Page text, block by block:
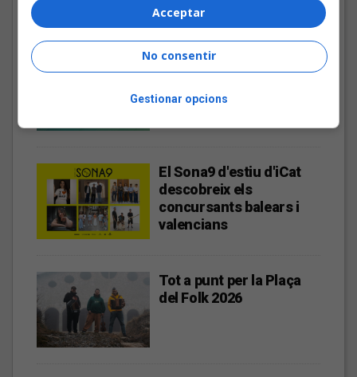
Les veus dels himnes del
Abras, Mazoni, Sanjosex
El Sona9 d'estiu d'iCat
descobreix els
concursants balears i
valencians
Tot a punt per la Plaça
del Folk 2026
Acceptar
No consentir
Gestionar opcions